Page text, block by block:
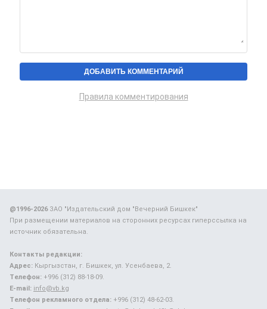
Правила комментирования
@1996-2026ЗАО "Издательский дом "Вечерний Бишкек"
При размещении материалов на сторонних ресурсах гиперссылка на
источник обязательна.
Контакты редакции:
Адрес: Кыргызстан, г. Бишкек, ул. Усенбаева, 2.
Телефон: +996 (312) 88-18-09.
E-mail: info@vb.kg
Телефон рекламного отдела: +996 (312) 48-62-03.